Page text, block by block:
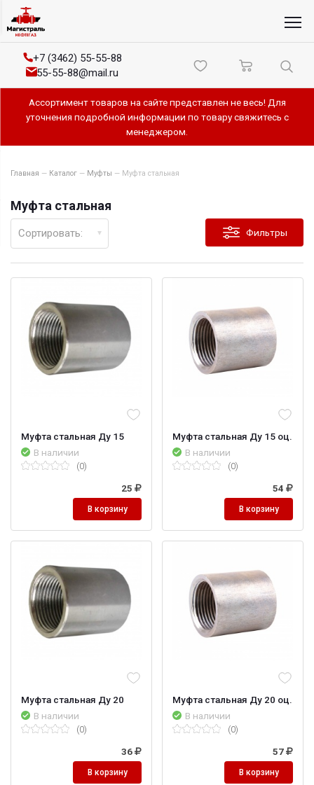
+7 (3462) 55-55-88
55-55-88@mail.ru
Ассортимент товаров на сайте представлен не весь! Для
уточнения подробной информации по товару свяжитесь с
менеджером.
Главная — Каталог — Муфты — Муфта стальная
Муфта стальная
Фильтры
Сортировать:
Муфта стальная Ду 15
В наличии
(0)
25
В корзину
Муфта стальная Ду 15 оц.
В наличии
(0)
54
В корзину
Муфта стальная Ду 20
В наличии
(0)
36
В корзину
Муфта стальная Ду 20 оц.
В наличии
(0)
57
В корзину